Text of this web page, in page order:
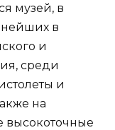
музей, в
в
и
среди
и
на
высокоточные